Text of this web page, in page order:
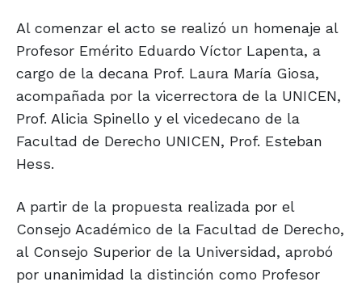
Al comenzar el acto se realizó un homenaje al
Profesor Emérito Eduardo Víctor Lapenta, a
cargo de la decana Prof. Laura María Giosa,
acompañada por la vicerrectora de la UNICEN,
Prof. Alicia Spinello y el vicedecano de la
Facultad de Derecho UNICEN, Prof. Esteban
Hess.
A partir de la propuesta realizada por el
Consejo Académico de la Facultad de Derecho,
al Consejo Superior de la Universidad, aprobó
por unanimidad la distinción como Profesor